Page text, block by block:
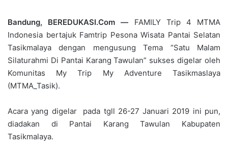
Bandung, BEREDUKASI.Com — FAMILY Trip 4 MTMA
Indonesia bertajuk Famtrip Pesona Wisata Pantai Selatan
Tasikmalaya dengan mengusung Tema “Satu Malam
Silaturahmi Di Pantai Karang Tawulan” sukses digelar oleh
Komunitas My Trip My Adventure Tasikmaslaya
(MTMA_Tasik).
Acara yang digelar pada tgll 26-27 Januari 2019 ini pun,
diadakan di Pantai Karang Tawulan Kabupaten
Tasikmalaya.